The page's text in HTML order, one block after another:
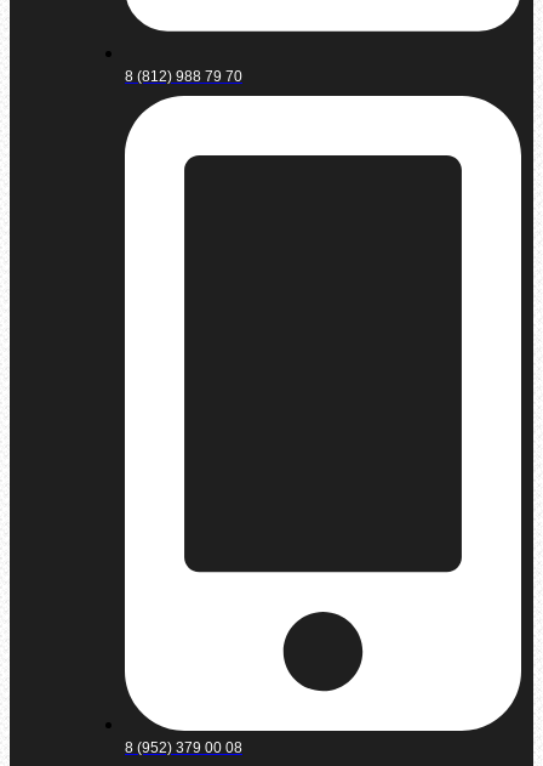
8 (812) 988 79 70
8 (952) 379 00 08